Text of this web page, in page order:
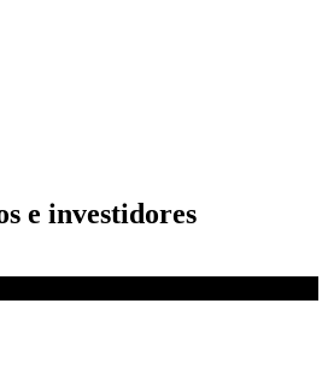
e investidores